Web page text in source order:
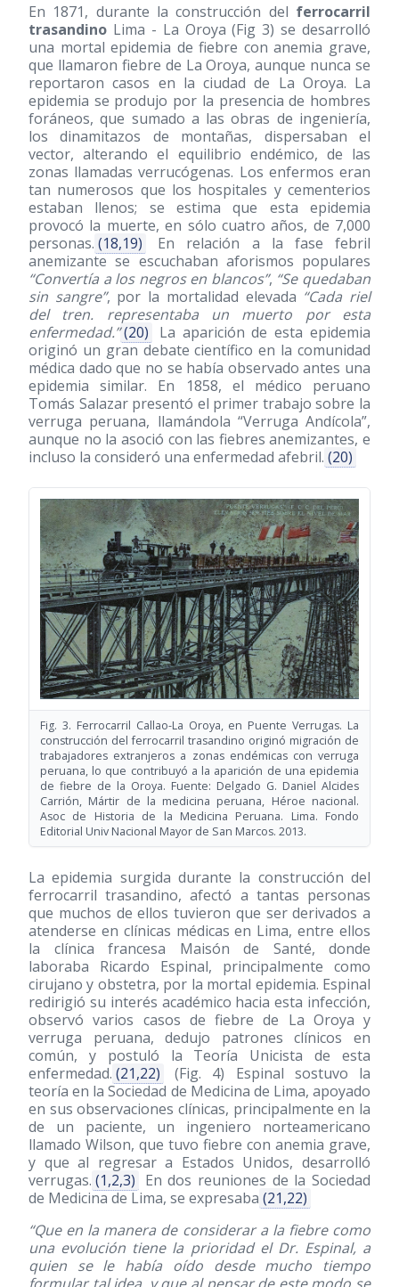
En 1871, durante la construcción del ferrocarril
trasandino Lima - La Oroya (Fig 3) se desarrolló
una mortal epidemia de fiebre con anemia grave,
que llamaron fiebre de La Oroya, aunque nunca se
reportaron casos en la ciudad de La Oroya. La
epidemia se produjo por la presencia de hombres
foráneos, que sumado a las obras de ingeniería,
los dinamitazos de montañas, dispersaban el
vector, alterando el equilibrio endémico, de las
zonas llamadas verrucógenas. Los enfermos eran
tan numerosos que los hospitales y cementerios
estaban llenos; se estima que esta epidemia
provocó la muerte, en sólo cuatro años, de 7,000
personas. (18,19)
En relación a la fase febril
anemizante se escuchaban aforismos populares
“Convertía a los negros en blancos”, “Se quedaban
sin sangre”, por la mortalidad elevada “Cada riel
del tren. representaba un muerto por esta
enfermedad.”(20)
La aparición de esta epidemia
originó un gran debate científico en la comunidad
médica dado que no se había observado antes una
epidemia similar. En 1858, el médico peruano
Tomás Salazar presentó el primer trabajo sobre la
verruga peruana, llamándola “Verruga Andícola”,
aunque no la asoció con las fiebres anemizantes, e
incluso la consideró una enfermedad afebril. (20)
Fig. 3. Ferrocarril Callao-La Oroya, en Puente Verrugas. La
construcción del ferrocarril trasandino originó migración de
trabajadores extranjeros a zonas endémicas con verruga
peruana, lo que contribuyó a la aparición de una epidemia
de fiebre de la Oroya. Fuente: Delgado G. Daniel Alcides
Carrión, Mártir de la medicina peruana, Héroe nacional.
Asoc de Historia de la Medicina Peruana. Lima. Fondo
Editorial Univ Nacional Mayor de San Marcos. 2013.
La epidemia surgida durante la construcción del
ferrocarril trasandino, afectó a tantas personas
que muchos de ellos tuvieron que ser derivados a
atenderse en clínicas médicas en Lima, entre ellos
la clínica francesa Maisón de Santé, donde
laboraba Ricardo Espinal, principalmente como
cirujano y obstetra, por la mortal epidemia. Espinal
redirigió su interés académico hacia esta infección,
observó varios casos de fiebre de La Oroya y
verruga peruana, dedujo patrones clínicos en
común, y postuló la Teoría Unicista de esta
enfermedad. (21,22)
(Fig. 4) Espinal sostuvo la
teoría en la Sociedad de Medicina de Lima, apoyado
en sus observaciones clínicas, principalmente en la
de un paciente, un ingeniero norteamericano
llamado Wilson, que tuvo fiebre con anemia grave,
y que al regresar a Estados Unidos, desarrolló
verrugas. (1,2,3) En dos reuniones de la Sociedad
de Medicina de Lima, se expresaba (21,22)
“Que en la manera de considerar a la fiebre como
una evolución tiene la prioridad el Dr. Espinal, a
quien se le había oído desde mucho tiempo